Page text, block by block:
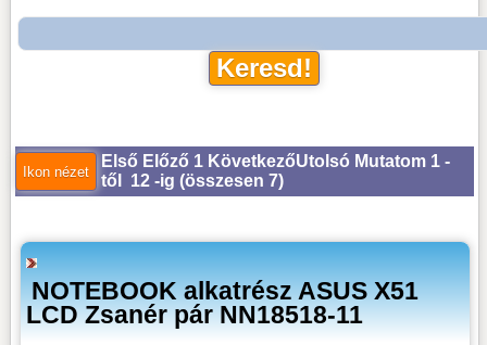
Első Előző 1 KövetkezőUtolsó Mutatom 1 -
től 12 -ig (összesen 7)
NOTEBOOK alkatrész ASUS X51
LCD Zsanér pár NN18518-11